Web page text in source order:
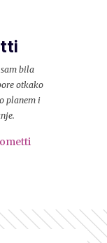
bila
otkako
planem i